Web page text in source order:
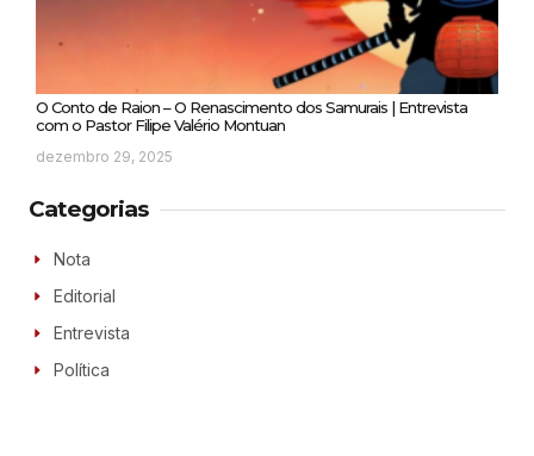
O Conto de Raion – O Renascimento dos Samurais | Entrevista
com o Pastor Filipe Valério Montuan
dezembro 29, 2025
Categorias
Nota
Editorial
Entrevista
Política